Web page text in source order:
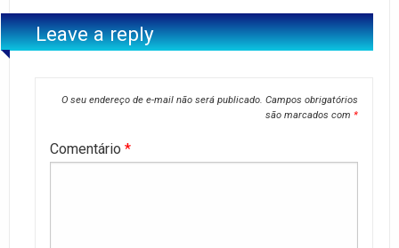
Leave a reply
O seu endereço de e-mail não será publicado. Campos obrigatórios
são marcados com *
Comentário *